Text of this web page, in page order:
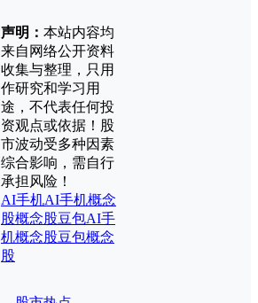
声明： 本站内容均
来自网络公开资料
收集与整理，只用
作研究和学习用
途，不代表任何投
资观点或依据！股
市波动受多种因素
综合影响，需自行
承担风险！
AI手机AI手机概念
股概念股豆包AI手
机概念股豆包概念
股